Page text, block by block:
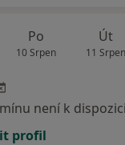
Po
10 Srpen
Út
11 Srpen
není k dispozici
profil